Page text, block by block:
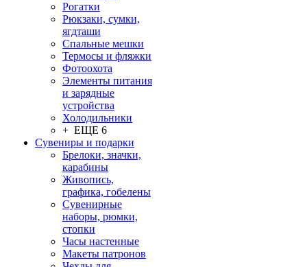
Рогатки
Рюкзаки, сумки,
ягдташи
Спальные мешки
Термосы и фляжки
Фотоохота
Элементы питания
и зарядные
устройства
Холодильники
+ ЕЩЕ 6
Сувениры и подарки
Брелоки, значки,
карабины
Живопись,
графика, гобелены
Сувенирные
наборы, рюмки,
стопки
Часы настенные
Макеты патронов